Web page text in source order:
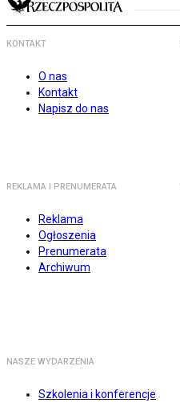
KONTAKT
O nas
Kontakt
Napisz do nas
REKLAMA I PRENUMERATA
Reklama
Ogłoszenia
Prenumerata
Archiwum
NASZE WYDARZENIA
Szkolenia i konferencje